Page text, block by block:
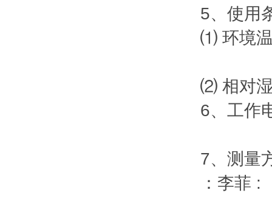
5、使用
⑴ 环境
⑵ 相对
6、工作
7、测量
：李菲 :